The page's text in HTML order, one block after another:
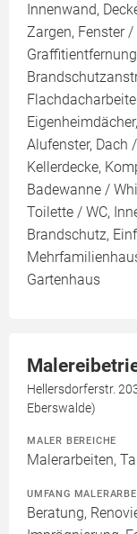
Innenwand,
Zargen, Fenster
Alufenster, Dach
Kellerdecke,
Badewanne /
Toilette / WC,
Brandschutz,
Gartenhaus
Hellersdorferstr.
Eberswalde)
MALER BEREICHE
Malerarbeiten,
UMFANG
Beratung,